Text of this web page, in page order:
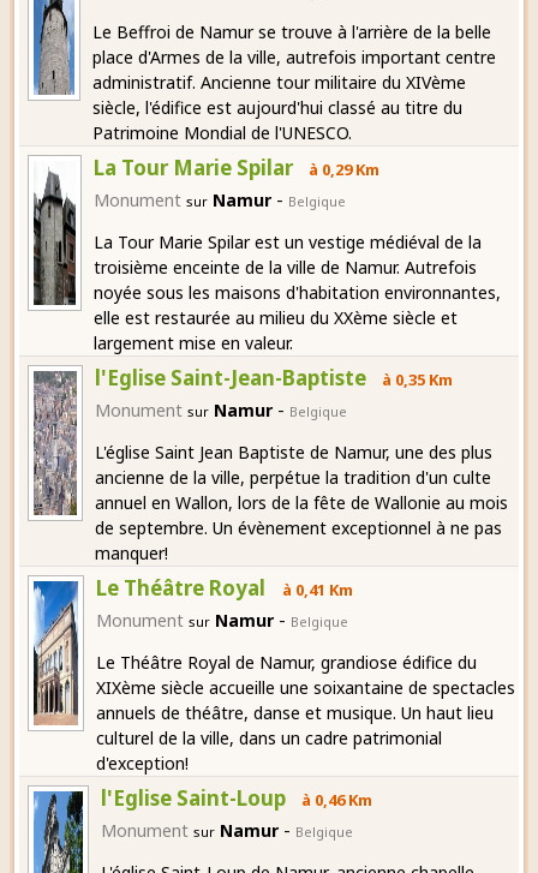
Le Beffroi de Namur se trouve à l'arrière de la belle
place d'Armes de la ville, autrefois important centre
administratif. Ancienne tour militaire du XIVème
siècle, l'édifice est aujourd'hui classé au titre du
Patrimoine Mondial de l'UNESCO.
La Tour Marie Spilar à 0,29 Km
Monument sur Namur - Belgique
La Tour Marie Spilar est un vestige médiéval de la
troisième enceinte de la ville de Namur. Autrefois
noyée sous les maisons d'habitation environnantes,
elle est restaurée au milieu du XXème siècle et
largement mise en valeur.
l'Eglise Saint-Jean-Baptiste à 0,35 Km
Monument sur Namur - Belgique
L'église Saint Jean Baptiste de Namur, une des plus
ancienne de la ville, perpétue la tradition d'un culte
annuel en Wallon, lors de la fête de Wallonie au mois
de septembre. Un évènement exceptionnel à ne pas
manquer!
Le Théâtre Royal à 0,41 Km
Monument sur Namur - Belgique
Le Théâtre Royal de Namur, grandiose édifice du
XIXème siècle accueille une soixantaine de spectacles
annuels de théâtre, danse et musique. Un haut lieu
culturel de la ville, dans un cadre patrimonial
d'exception!
l'Eglise Saint-Loup à 0,46 Km
Monument sur Namur - Belgique